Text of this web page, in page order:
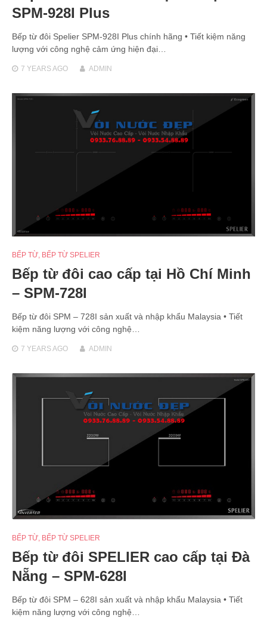
SPM-928I Plus
Bếp từ đôi Spelier SPM-928I Plus chính hãng • Tiết kiệm năng
lượng với công nghệ cảm ứng hiện đại…
7 YEARSAGO ADMIN
BẾP TỪ, BẾP TỪ SPELIER
Bếp từ đôi cao cấp tại Hồ Chí Minh
– SPM-728I
Bếp từ đôi SPM – 728I sản xuất và nhập khẩu Malaysia • Tiết
kiệm năng lượng với công nghệ…
7 YEARSAGO ADMIN
BẾP TỪ, BẾP TỪ SPELIER
Bếp từ đôi SPELIER cao cấp tại Đà
Nẵng – SPM-628I
Bếp từ đôi SPM – 628I sản xuất và nhập khẩu Malaysia • Tiết
kiệm năng lượng với công nghệ…